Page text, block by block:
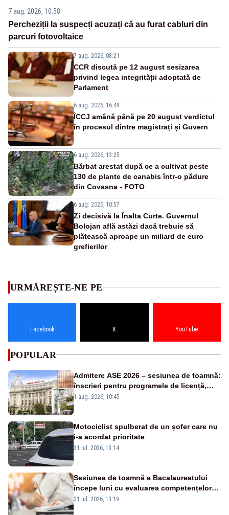
7 aug. 2026, 10:58
Percheziții la suspecți acuzați că au furat cabluri din
parcuri fotovoltaice
7 aug. 2026, 08:21
CCR discută pe 12 august sesizarea
privind legea integrității adoptată de
Parlament
6 aug. 2026, 16:49
ÎCCJ amână până pe 20 august verdictul
în procesul dintre magistrați și Guvern
6 aug. 2026, 13:25
Bărbat arestat după ce a cultivat peste
130 de plante de canabis într-o pădure
din Covasna - FOTO
6 aug. 2026, 10:57
Zi decisivă la Înalta Curte. Guvernul
Bolojan află astăzi dacă trebuie să
plătească aproape un miliard de euro
grefierilor
URMĂREȘTE-NE PE
Facebook X YouTube
POPULAR
Admitere ASE 2026 – sesiunea de toamnă:
înscrieri pentru programele de licență,
masterat și doctorat
1 aug. 2026, 10:45
Motociclist spulberat de un șofer care nu
i-a acordat prioritate
31 iul. 2026, 13:14
Sesiunea de toamnă a Bacalaureatului
începe luni cu evaluarea competențelor
orale la Limba română
31 iul. 2026, 13:19